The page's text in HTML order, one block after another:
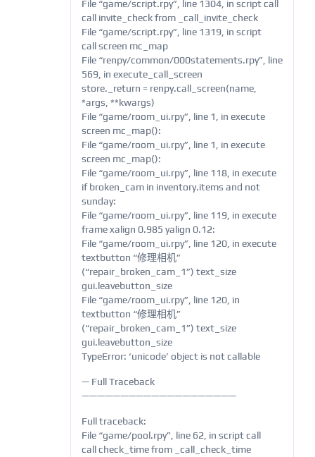
File “game/script.rpy”, line 1304, in script call
call invite_check from _call_invite_check
File “game/script.rpy”, line 1319, in script
call screen mc_map
File “renpy/common/000statements.rpy”, line
569, in execute_call_screen
store._return = renpy.call_screen(name,
*args, **kwargs)
File “game/room_ui.rpy”, line 1, in execute
screen mc_map():
File “game/room_ui.rpy”, line 1, in execute
screen mc_map():
File “game/room_ui.rpy”, line 118, in execute
if broken_cam in inventory.items and not
sunday:
File “game/room_ui.rpy”, line 119, in execute
frame xalign 0.985 yalign 0.12:
File “game/room_ui.rpy”, line 120, in execute
textbutton “修理相机”
(“repair_broken_cam_1”) text_size
gui.leavebutton_size
File “game/room_ui.rpy”, line 120, in
textbutton “修理相机”
(“repair_broken_cam_1”) text_size
gui.leavebutton_size
TypeError: ‘unicode’ object is not callable
— Full Traceback
————————————————————
Full traceback:
File “game/pool.rpy”, line 62, in script call
call check_time from _call_check_time